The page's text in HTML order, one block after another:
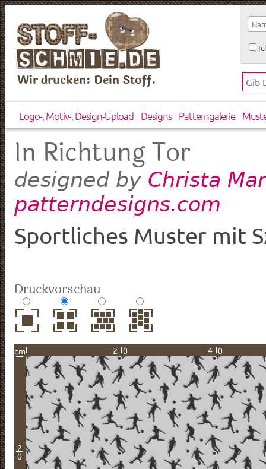
Wir drucken: Dein Stoff.
Logo-, Motiv-, Design-Upload Designs Patterngalerie
In Richtung Tor
designed by Christa
patterndesigns.com
Sportliches Muster mit
Druckvorschau
cm 20 40
2
0